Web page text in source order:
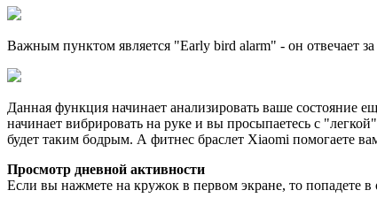
Важным пунктом является "Early bird alarm" - он отвечает
Данная функция начинает анализировать ваше состояние
начинает вибрировать на руке и вы просыпаетесь с
будет таким бодрым. А фитнес браслет Xiaomi помогаете
Просмотр дневной активности
Если вы нажмете на кружок в первом экране, то попадете в